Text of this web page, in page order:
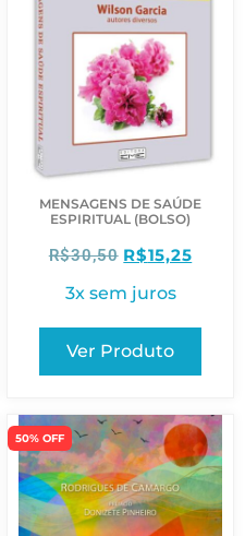
MENSAGENS DE SAÚDE
ESPIRITUAL (BOLSO)
R$30,50 R$15,25
3x sem juros
Ver Produto
50% OFF